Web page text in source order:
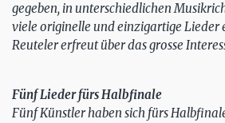
gegeben, in unterschiedlichen
viele originelle und einzigartige Lieder
Reuteler erfreut über das grosse
Fünf Lieder fürs Halbfinale
Fünf Künstler haben sich fürs